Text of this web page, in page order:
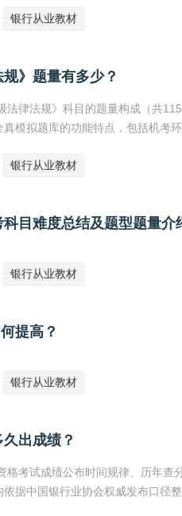
银行从业教材
》题量有多少？
法律法规》科目的题量构成（共
模拟题库的功能特点，包括机考
银行从业教材
目难度总结及题型题量介
银行从业教材
提高？
银行从业教材
出成绩？
考试成绩公布时间规律、历年查
据中国银行业协会权威发布口径